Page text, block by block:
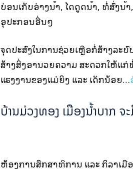
ບ່ອນເກັບອ່າງນໍ້າ, ໄດດູດນໍ້າ, ທໍ່ສົ່ງນໍ້າ
ອຸປະກອນອື່ນໆ
ຈຸດປະສົງໃນການຊ່ວຍເຫຼືອກໍ່ສ້າງລະ
ສ້າງສິ່ງອຳນວຍຄວາມ ສະດວກໃຫ້ແ
ແຮງງານຂອງແມ່ຍິງ ແລະ ເດັກນ້ອຍ…
ບ້ານມ່ວງທອງ ເມືອງນໍ້າບາກ
ຫ້ອງການສຶກສາທິການ ແລະ ກິລາເ